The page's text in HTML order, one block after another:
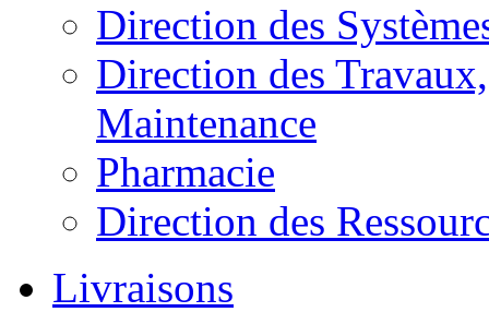
Direction des
Direction des
Maintenance
Pharmacie
Direction des
Livraisons